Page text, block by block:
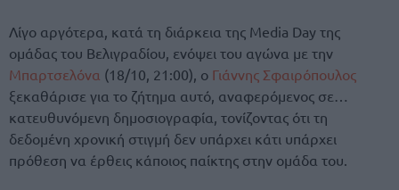
Λίγο αργότερα, κατά τη διάρκεια της Media Day της
ομάδας του Βελιγραδίου, ενόψει του αγώνα με την
Μπαρτσελόνα (18/10, 21:00), ο Γιάννης Σφαιρόπουλος
ξεκαθάρισε για το ζήτημα αυτό, αναφερόμενος σε…
κατευθυνόμενη δημοσιογραφία, τονίζοντας ότι τη
δεδομένη χρονική στιγμή δεν υπάρχει κάτι υπάρχει
πρόθεση να έρθεις κάποιος παίκτης στην ομάδα του.